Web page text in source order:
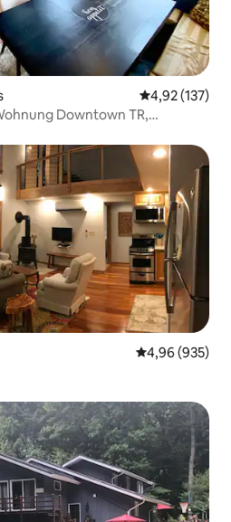
4,92 (137)
Downtown TR,
4,96 (935)